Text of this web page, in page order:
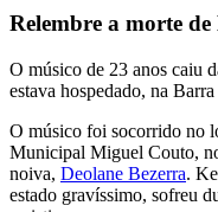
Relembre a morte
O músico de 23 anos caiu
estava hospedado, na
O músico foi socorrido no
Municipal Miguel Couto,
noiva, Deolane Bezerra.
estado gravíssimo, sofreu